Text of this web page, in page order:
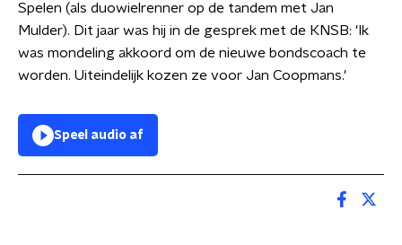
Spelen (als duowielrenner op de tandem met Jan
Mulder). Dit jaar was hij in de gesprek met de KNSB: 'Ik
was mondeling akkoord om de nieuwe bondscoach te
worden. Uiteindelijk kozen ze voor Jan Coopmans.'
Speel audio af